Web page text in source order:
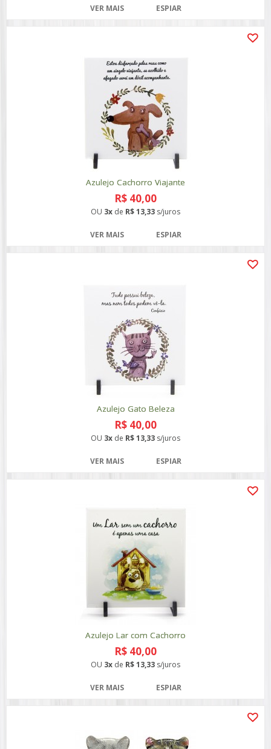
VER MAIS ESPIAR
Azulejo Cachorro Viajante
R$ 40,00
OU 3x de R$ 13,33 s/juros
VER MAIS ESPIAR
Azulejo Gato Beleza
R$ 40,00
OU 3x de R$ 13,33 s/juros
VER MAIS ESPIAR
Azulejo Lar com Cachorro
R$ 40,00
OU 3x de R$ 13,33 s/juros
VER MAIS ESPIAR